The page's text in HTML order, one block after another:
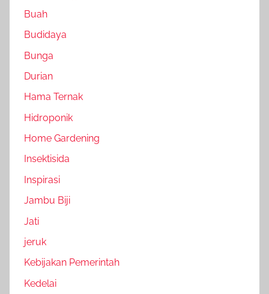
Buah
Budidaya
Bunga
Durian
Hama Ternak
Hidroponik
Home Gardening
Insektisida
Inspirasi
Jambu Biji
Jati
jeruk
Kebijakan Pemerintah
Kedelai